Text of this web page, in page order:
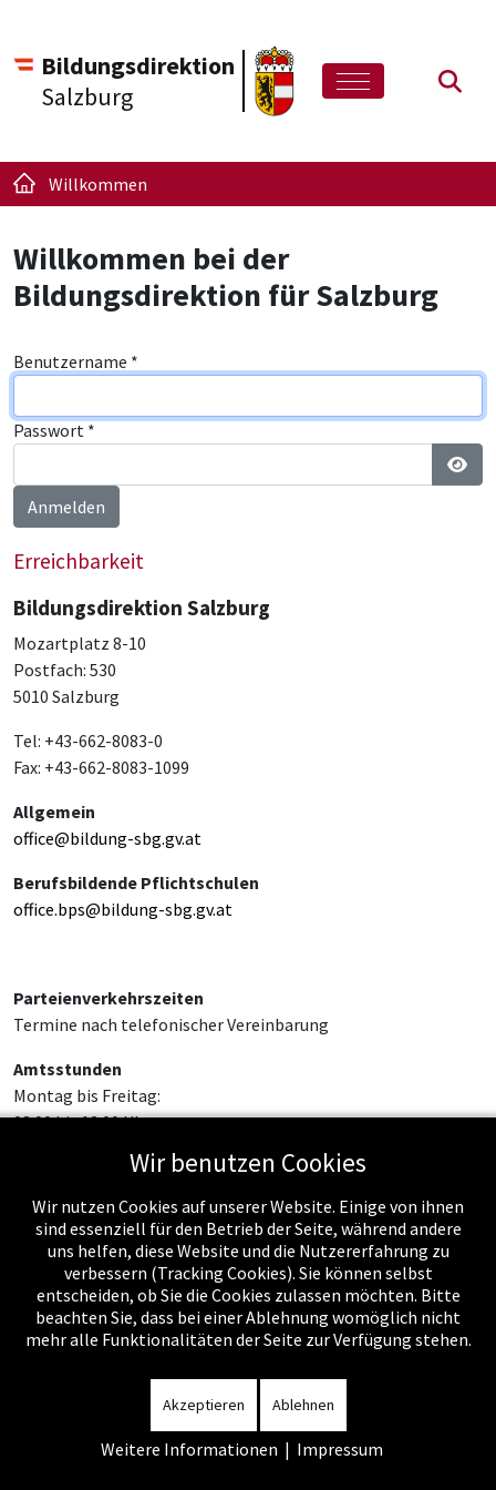
Bildungsdirektion
Salzburg
Willkommen
Willkommen bei der
Bildungsdirektion für Salzburg
Benutzername *
Passwort *
Anmelden
Erreichbarkeit
Bildungsdirektion Salzburg
Mozartplatz 8-10
Postfach: 530
5010 Salzburg
Tel: +43-662-8083-0
Fax: +43-662-8083-1099
Allgemein
office@bildung-sbg.gv.at
Berufsbildende Pflichtschulen
office.bps@bildung-sbg.gv.at
Parteienverkehrszeiten
Termine nach telefonischer Vereinbarung
Amtsstunden
Montag bis Freitag:
08:00 bis 12:00 Uhr
Wir benutzen Cookies
Wir nutzen Cookies auf unserer Website. Einige von ihnen
sind essenziell für den Betrieb der Seite, während andere
uns helfen, diese Website und die Nutzererfahrung zu
verbessern (Tracking Cookies). Sie können selbst
entscheiden, ob Sie die Cookies zulassen möchten. Bitte
beachten Sie, dass bei einer Ablehnung womöglich nicht
mehr alle Funktionalitäten der Seite zur Verfügung stehen.
Akzeptieren Ablehnen
Weitere Informationen | Impressum